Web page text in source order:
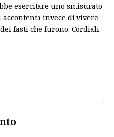
esercitare uno smisurato
accontenta invece di vivere
fasti che furono. Cordiali